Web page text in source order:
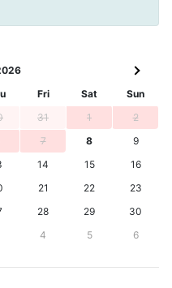
Fri Sat
Sun
31 1
2
7 8
9
14 15
16
21 22
23
28 29
30
4 5 6